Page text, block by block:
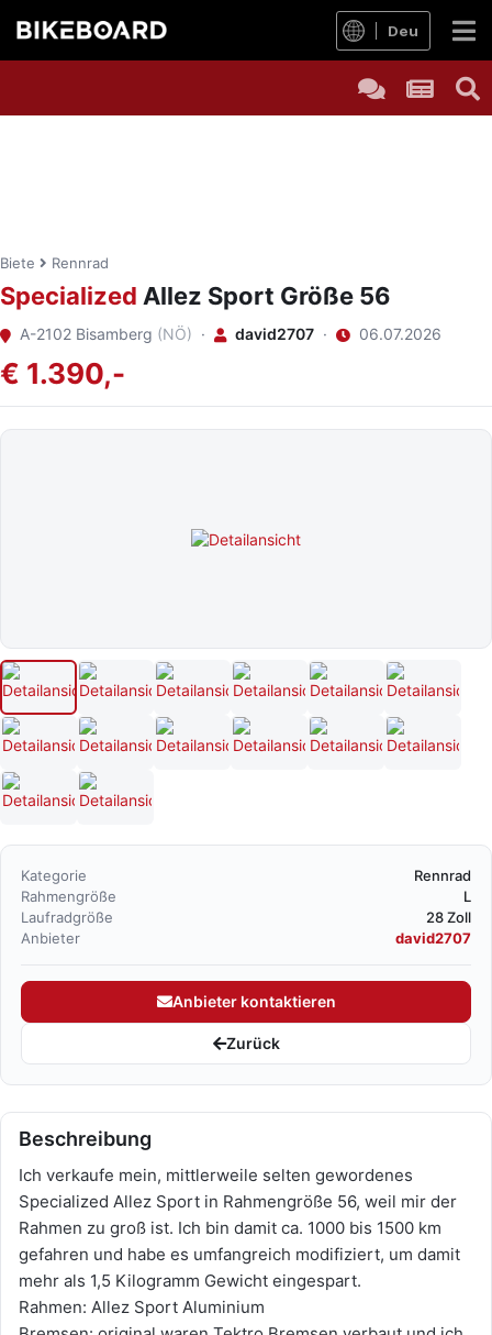
Deu
Biete Rennrad
Specialized Allez Sport Größe 56
A-2102 Bisamberg (NÖ) · david2707 · 06.07.2026
€ 1.390,-
Kategorie
Rennrad
Rahmengröße
L
Laufradgröße
28 Zoll
Anbieter
david2707
Anbieter kontaktieren
Zurück
Beschreibung
Ich verkaufe mein, mittlerweile selten gewordenes
Specialized Allez Sport in Rahmengröße 56, weil mir der
Rahmen zu groß ist. Ich bin damit ca. 1000 bis 1500 km
gefahren und habe es umfangreich modifiziert, um damit
mehr als 1,5 Kilogramm Gewicht eingespart.
Rahmen: Allez Sport Aluminium